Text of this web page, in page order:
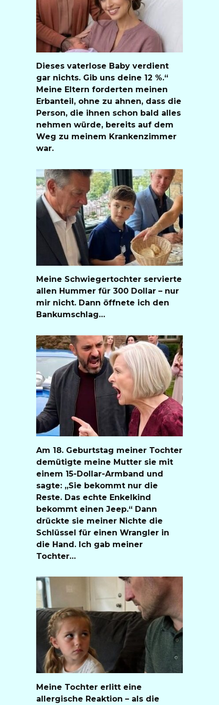
Dieses vaterlose Baby verdient
gar nichts. Gib uns deine 12 %.“
Meine Eltern forderten meinen
Erbanteil, ohne zu ahnen, dass die
Person, die ihnen schon bald alles
nehmen würde, bereits auf dem
Weg zu meinem Krankenzimmer
war.
Meine Schwiegertochter servierte
allen Hummer für 300 Dollar – nur
mir nicht. Dann öffnete ich den
Bankumschlag…
Am 18. Geburtstag meiner Tochter
demütigte meine Mutter sie mit
einem 15-Dollar-Armband und
sagte: „Sie bekommt nur die
Reste. Das echte Enkelkind
bekommt einen Jeep.“ Dann
drückte sie meiner Nichte die
Schlüssel für einen Wrangler in
die Hand. Ich gab meiner
Tochter…
Meine Tochter erlitt eine
allergische Reaktion – als die